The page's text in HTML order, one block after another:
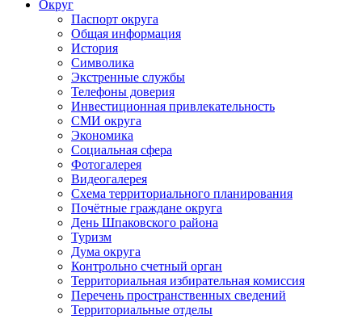
Округ
Паспорт округа
Общая информация
История
Символика
Экстренные службы
Телефоны доверия
Инвестиционная привлекательность
СМИ округа
Экономика
Социальная сфера
Фотогалерея
Видеогалерея
Схема территориального планирования
Почётные граждане округа
День Шпаковского района
Туризм
Дума округа
Контрольно счетный орган
Территориальная избирательная комиссия
Перечень пространственных сведений
Территориальные отделы